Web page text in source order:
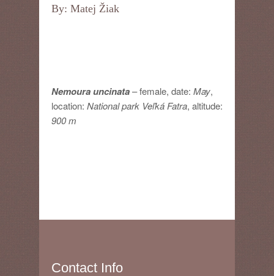
By: Matej Žiak
Nemoura uncinata– female, date: May,
location: National park Veľká Fatra, altitude:
900 m
Contact Info